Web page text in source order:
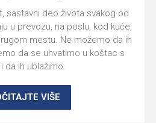
sastavni deo života svakog od
u prevozu, na poslu, kod kuće,
mestu. Ne možemo da ih
da se uhvatimo u koštac s
da ih ublažimo.
VIŠE